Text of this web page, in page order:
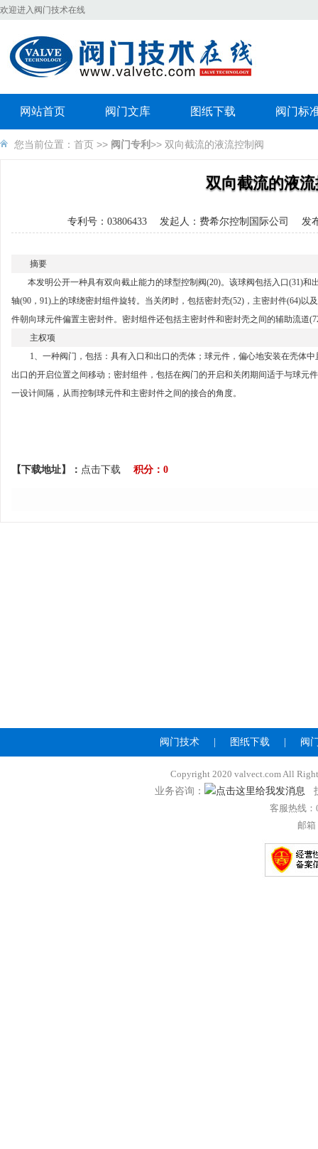
欢迎进入阀门技术在线
网站首页 阀门文库 图纸下载 阀门标
您当前位置： 首页 >> 阀门专利>> 双向截流的液流控制阀
双向截流的液
专利号：03806433 发起人：费希尔控制国际公司 发
摘要
本发明公开一种具有双向截止能力的球型控制阀(20)。该球阀包括入口(31)
轴(90，91)上的球绕密封组件旋转。当关闭时，包括密封壳(52)，主密封件(64)
件朝向球元件偏置主密封件。密封组件还包括主密封件和密封壳之间的辅助流道
主权项
1、一种阀门，包括：具有入口和出口的壳体；球元件，偏心地安装在壳体
出口的开启位置之间移动；密封组件，包括在阀门的开启和关闭期间适于与球元
一设计间隔，从而控制球元件和主密封件之间的接合的角度。
【下载地址】： 点击下载 积分：0
阀门技术 图纸下载 阀
Copyright 2020 valvect.com All
业务咨询：
客服热线：
邮箱